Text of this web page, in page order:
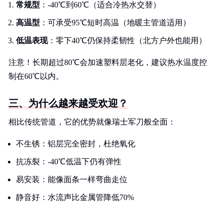
常规型 ：-40℃到60℃（适合冷热水交替）
高温型 ：可承受95℃短时高温（地暖主管道适用）
低温表现：零下40℃仍保持柔韧性（北方户外也能用）
注意！长期超过80℃会加速塑料层老化，建议热水温度控
制在60℃以内。
三、为什么越来越受欢迎？
相比传统管道，它的优势就像瑞士军刀般全面：
不生锈：铝层完全密封，杜绝氧化
抗冻裂：-40℃低温下仍有弹性
易安装：能像面条一样弯曲走位
静音好：水流声比金属管降低70%